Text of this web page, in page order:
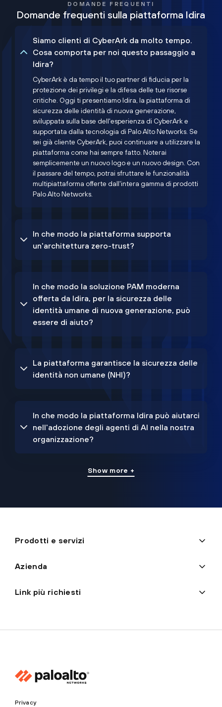
DOMANDE FREQUENTI
Domande frequenti sulla piattaforma Idira
Siamo clienti di CyberArk da molto tempo.
Cosa comporta per noi questo passaggio a
Idira?
CyberArk è da tempo il tuo partner di fiducia per la
protezione dei privilegi e la difesa delle tue risorse
critiche. Oggi ti presentiamo Idira, la piattaforma di
sicurezza delle identità di nuova generazione,
sviluppata sulla base dell'esperienza di CyberArk e
supportata dalla tecnologia di Palo Alto Networks. Se
sei già cliente CyberArk, puoi continuare a utilizzare la
piattaforma come hai sempre fatto. Noterai
semplicemente un nuovo logo e un nuovo design. Con
il passare del tempo, potrai sfruttare le funzionalità
multipiattaforma offerte dall'intera gamma di prodotti
Palo Alto Networks.
In che modo la piattaforma supporta
un'architettura zero-trust?
In che modo la soluzione PAM moderna
offerta da Idira, per la sicurezza delle
identità umane di nuova generazione, può
essere di aiuto?
La piattaforma garantisce la sicurezza delle
identità non umane (NHI)?
In che modo la piattaforma Idira può aiutarci
nell'adozione degli agenti di AI nella nostra
organizzazione?
Show more +
Prodotti e servizi
Azienda
Link più richiesti
Privacy